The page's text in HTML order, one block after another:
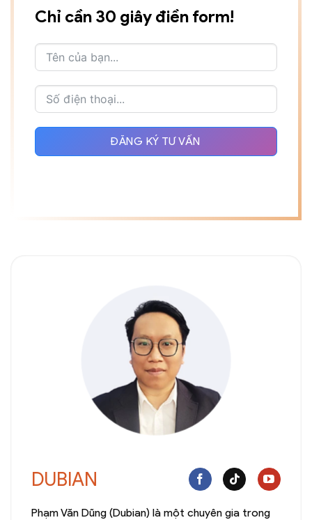
Chỉ cần 30 giây điền form!
ĐĂNG KÝ TƯ VẤN
DUBIAN
Phạm Văn Dũng (Dubian) là một chuyên gia trong